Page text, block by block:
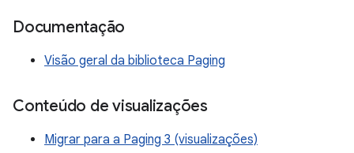
Documentação
Visão geral da biblioteca Paging
Conteúdo de visualizações
Migrar para a Paging 3 (visualizações)